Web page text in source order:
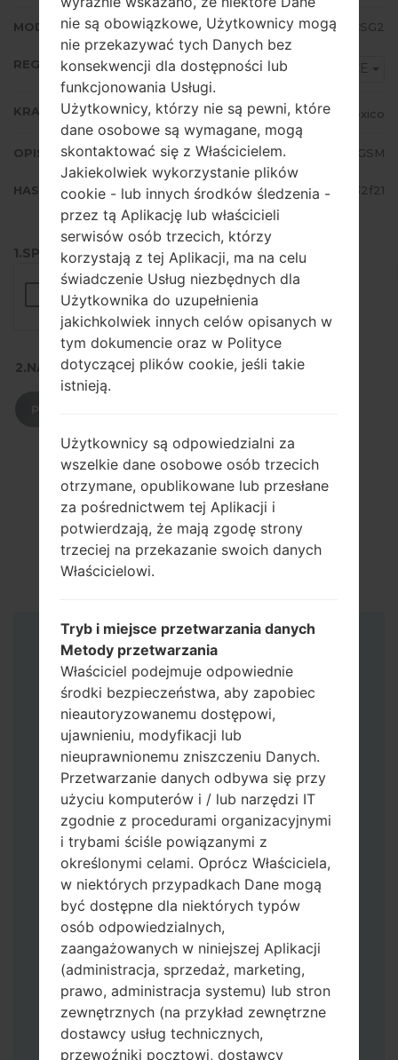
MODEM/CP WERSJA J710MNUBS4CSG2
REGION TCE
KRAJ Mexico
OPIS TELCEL GSM
HASH d9f943f5e568cfd572244fa3f1832f21
1.SPRAWDŹ RECAPTCHA
2.NACIŚNIJ, ABY POBRAĆ
Instrukcje
Pobierz na swój komputer najnowszą
wersjęOdin 3.
Następnie wyodrębnij plik
oprogramowania układowego.
Powinieneś otrzymać 1 plik (jeśli 1 plik
wybierz tutaj) lub 5 plików (jeśli 5 plików
nie są obowiązkowe, Użytkownicy mogą
nie przekazywać tych Danych bez
konsekwencji dla dostępności lub
funkcjonowania Usługi.
Użytkownicy, którzy nie są pewni, które
dane osobowe są wymagane, mogą
skontaktować się z Właścicielem.
Jakiekolwiek wykorzystanie plików
cookie - lub innych środków śledzenia -
przez tą Aplikację lub właścicieli
serwisów osób trzecich, którzy
korzystają z tej Aplikacji, ma na celu
świadczenie Usług niezbędnych dla
Użytkownika do uzupełnienia
jakichkolwiek innych celów opisanych w
tym dokumencie oraz w Polityce
dotyczącej plików cookie, jeśli takie
istnieją.
Użytkownicy są odpowiedzialni za
wszelkie dane osobowe osób trzecich
otrzymane, opublikowane lub przesłane
za pośrednictwem tej Aplikacji i
potwierdzają, że mają zgodę strony
trzeciej na przekazanie swoich danych
Właścicielowi.
Tryb i miejsce przetwarzania danych
Metody przetwarzania
Właściciel podejmuje odpowiednie
środki bezpieczeństwa, aby zapobiec
nieautoryzowanemu dostępowi,
ujawnieniu, modyfikacji lub
nieuprawnionemu zniszczeniu Danych.
Przetwarzanie danych odbywa się przy
użyciu komputerów i / lub narzędzi IT
zgodnie z procedurami organizacyjnymi
i trybami ściśle powiązanymi z
określonymi celami. Oprócz Właściciela,
w niektórych przypadkach Dane mogą
być dostępne dla niektórych typów
osób odpowiedzialnych,
zaangażowanych w niniejszej Aplikacji
(administracja, sprzedaż, marketing,
prawo, administracja systemu) lub stron
zewnętrznych (na przykład zewnętrzne
dostawcy usług technicznych,
przewoźniki pocztowi, dostawcy